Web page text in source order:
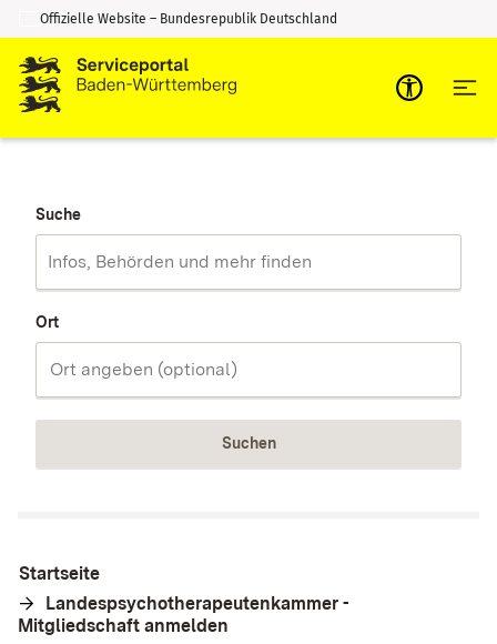
Zum Inhalt springen
Zur Suche springen
Offizielle Website – Bundesrepublik Deutschland
Suche
Ort
Suchen
Startseite
Landespsychotherapeutenkammer -
Mitgliedschaft anmelden